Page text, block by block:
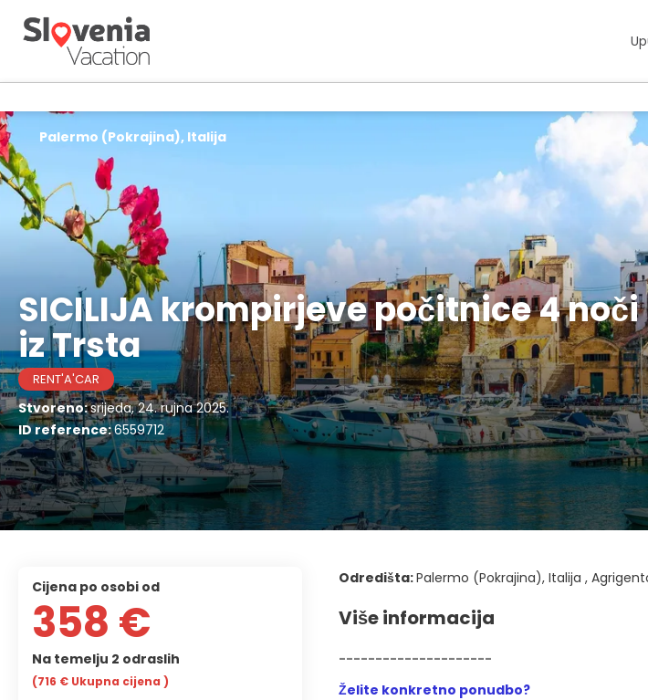
SICILIJA krompirjeve počitnice 4
iz Trsta
RENT'A'CAR
Stvoreno:srijeda, 24. rujna 2025.
ID reference:6559712
Palermo (Pokrajina), Italija
Odredišta:Palermo (Pokrajina), Italija ,
Više informacija
---------------------
Želite konkretno ponudbo?
cijena po osobi od
358 €
Na temelju 2 odraslih
(716 € Ukupna cijena )